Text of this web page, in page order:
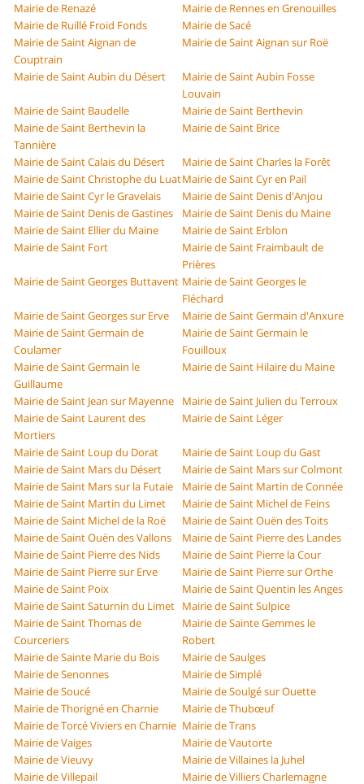
Mairie de Renazé
Mairie de Rennes en Grenouilles
Mairie de Ruillé Froid Fonds
Mairie de Sacé
Mairie de Saint Aignan de
Couptrain
Mairie de Saint Aignan sur Roë
Mairie de Saint Aubin du Désert
Mairie de Saint Aubin Fosse
Louvain
Mairie de Saint Baudelle
Mairie de Saint Berthevin
Mairie de Saint Berthevin la
Tannière
Mairie de Saint Brice
Mairie de Saint Calais du Désert
Mairie de Saint Charles la Forêt
Mairie de Saint Christophe du LuatMairie de Saint Cyr en Pail
Mairie de Saint Cyr le Gravelais
Mairie de Saint Denis d'Anjou
Mairie de Saint Denis de Gastines
Mairie de Saint Denis du Maine
Mairie de Saint Ellier du Maine
Mairie de Saint Erblon
Mairie de Saint Fort
Mairie de Saint Fraimbault de
Prières
Mairie de Saint Georges Buttavent Mairie de Saint Georges le
Fléchard
Mairie de Saint Georges sur Erve
Mairie de Saint Germain d'Anxure
Mairie de Saint Germain de
Coulamer
Mairie de Saint Germain le
Fouilloux
Mairie de Saint Germain le
Guillaume
Mairie de Saint Hilaire du Maine
Mairie de Saint Jean sur Mayenne
Mairie de Saint Julien du Terroux
Mairie de Saint Laurent des
Mortiers
Mairie de Saint Léger
Mairie de Saint Loup du Dorat
Mairie de Saint Loup du Gast
Mairie de Saint Mars du Désert
Mairie de Saint Mars sur Colmont
Mairie de Saint Mars sur la Futaie
Mairie de Saint Martin de Connée
Mairie de Saint Martin du Limet
Mairie de Saint Michel de Feins
Mairie de Saint Michel de la Roë
Mairie de Saint Ouën des Toits
Mairie de Saint Ouën des Vallons
Mairie de Saint Pierre des Landes
Mairie de Saint Pierre des Nids
Mairie de Saint Pierre la Cour
Mairie de Saint Pierre sur Erve
Mairie de Saint Pierre sur Orthe
Mairie de Saint Poix
Mairie de Saint Quentin les Anges
Mairie de Saint Saturnin du Limet Mairie de Saint Sulpice
Mairie de Saint Thomas de
Courceriers
Mairie de Sainte Gemmes le
Robert
Mairie de Sainte Marie du Bois
Mairie de Saulges
Mairie de Senonnes
Mairie de Simplé
Mairie de Soucé
Mairie de Soulgé sur Ouette
Mairie de Thorigné en Charnie
Mairie de Thubœuf
Mairie de Torcé Viviers en Charnie Mairie de Trans
Mairie de Vaiges
Mairie de Vautorte
Mairie de Vieuvy
Mairie de Villaines la Juhel
Mairie de Villepail
Mairie de Villiers Charlemagne